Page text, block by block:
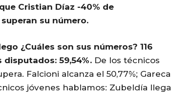
Cristian Díaz -40% de
su número.
¿Cuáles son sus números? 116
59,54%. De los técnicos
Falcioni alcanza el 50,77%; Gareca
jóvenes hablamos: Zubeldía llega